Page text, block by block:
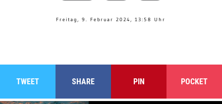
Freitag, 9. Februar 2024, 13:58 Uhr
TWEET SHARE PIN POCKET